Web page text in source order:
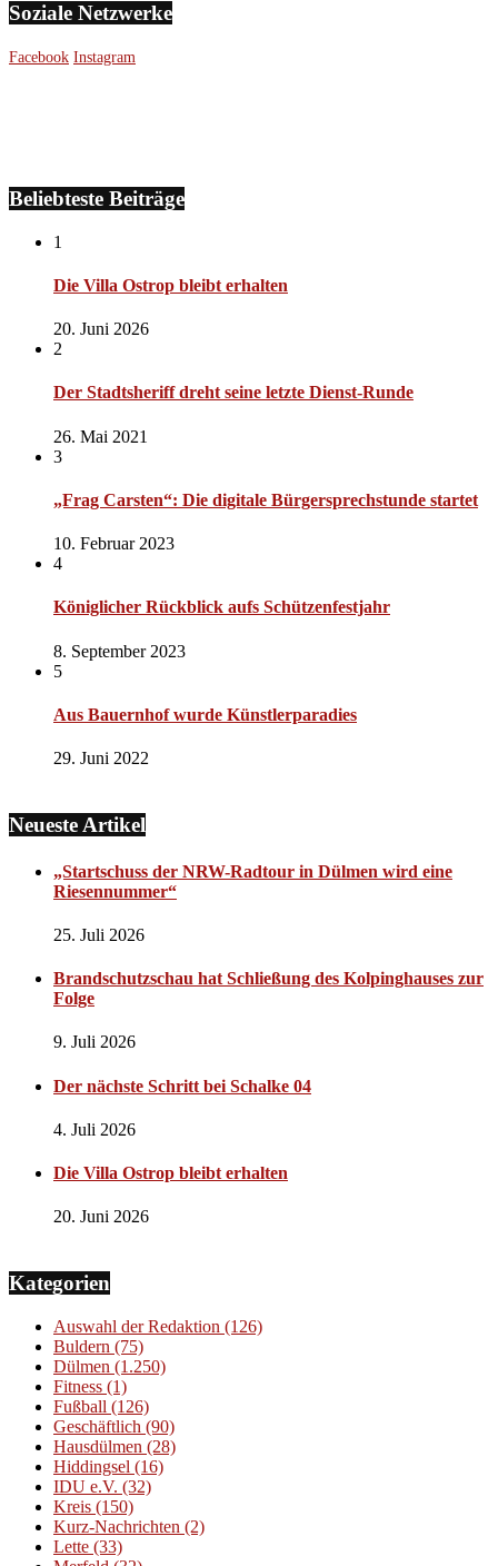
Soziale Netzwerke
Facebook Instagram
Beliebteste Beiträge
1
Die Villa Ostrop bleibt erhalten
20. Juni 2026
2
Der Stadtsheriff dreht seine letzte Dienst-Runde
26. Mai 2021
3
„Frag Carsten“: Die digitale Bürgersprechstunde startet
10. Februar 2023
4
Königlicher Rückblick aufs Schützenfestjahr
8. September 2023
5
Aus Bauernhof wurde Künstlerparadies
29. Juni 2022
Neueste Artikel
„Startschuss der NRW-Radtour in Dülmen wird eine
Riesennummer“
25. Juli 2026
Brandschutzschau hat Schließung des Kolpinghauses zur
Folge
9. Juli 2026
Der nächste Schritt bei Schalke 04
4. Juli 2026
Die Villa Ostrop bleibt erhalten
20. Juni 2026
Kategorien
Auswahl der Redaktion (126)
Buldern (75)
Dülmen (1.250)
Fitness (1)
Fußball (126)
Geschäftlich (90)
Hausdülmen (28)
Hiddingsel (16)
IDU e.V. (32)
Kreis (150)
Kurz-Nachrichten (2)
Lette (33)